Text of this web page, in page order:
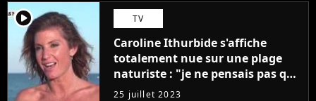
player2 TV
Caroline Ithurbide s'affiche
totalement nue sur une plage
naturiste : "je ne pensais pas que
j'arriverais à le faire..."
25 juillet 2023